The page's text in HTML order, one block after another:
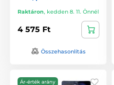
Raktáron, kedden 8. 11. Önnél
4 575 Ft
Összehasonlítás
Ár-érték arány